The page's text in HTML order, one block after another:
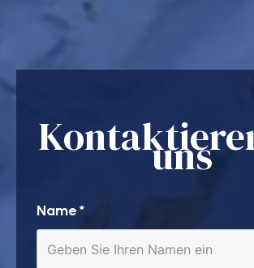
uns
Name*